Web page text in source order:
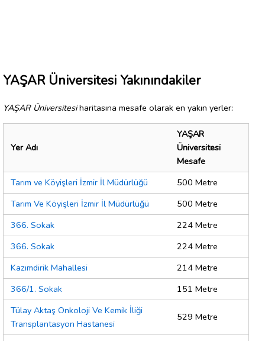
YAŞAR Üniversitesi Yakınındakiler
YAŞAR Üniversitesiharitasına mesafe olarak en yakın yerler:
Yer Adı
YAŞAR
Üniversitesi
Mesafe
Tarım ve Köyişleri İzmir İl Müdürlüğü
500 Metre
Tarım Ve Köyişleri İzmir İl Müdürlüğü
500 Metre
366. Sokak
224 Metre
366. Sokak
224 Metre
Kazımdirik Mahallesi
214 Metre
366/1. Sokak
151 Metre
Tülay Aktaş Onkoloji Ve Kemik İliği
Transplantasyon Hastanesi
529 Metre